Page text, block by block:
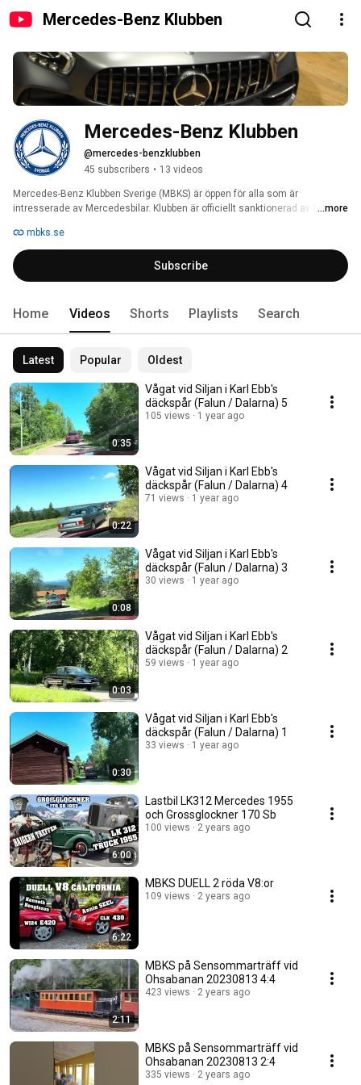
Mercedes-Benz Klubben
Mercedes-Benz Klubben
@mercedes-benzklubben
45 subscribers • 13 videos
Mercedes-Benz Klubben Sverige (MBKS) är öppen för alla som är
intresserade av Mercedesbilar. Klubben är officiellt sanktionerad av Daimler
medlem av MBCCCI, Mercedes-Benz Classic Car Club International.
www.mbks.se
...more
mbks.se
Subscribe
Home Videos Shorts Playlists Search
Latest Popular Oldest
0:35
Vågat vid Siljan i Karl Ebb's
däckspår (Falun / Dalarna) 5
105 views 1 year ago
0:22
Vågat vid Siljan i Karl Ebb's
däckspår (Falun / Dalarna) 4
71 views 1 year ago
0:08
Vågat vid Siljan i Karl Ebb's
däckspår (Falun / Dalarna) 3
30 views 1 year ago
0:03
Vågat vid Siljan i Karl Ebb's
däckspår (Falun / Dalarna) 2
59 views 1 year ago
0:30
Vågat vid Siljan i Karl Ebb's
däckspår (Falun / Dalarna) 1
33 views 1 year ago
6:00
Lastbil LK312 Mercedes 1955
och Grossglockner 170 Sb
100 views 2 years ago
6:22
MBKS DUELL 2 röda V8:or
109 views 2 years ago
2:11
MBKS på Sensommarträff vid
Ohsabanan 20230813 4:4
423 views 2 years ago
MBKS på Sensommarträff vid
Ohsabanan 20230813 2:4
335 views 2 years ago